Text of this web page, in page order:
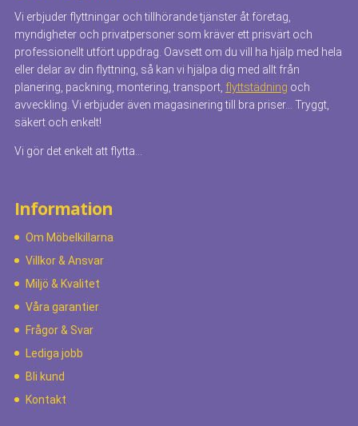
Vi erbjuder flyttningar och tillhörande tjänster åt företag,
myndigheter och privatpersoner som kräver ett prisvärt och
professionellt utfört uppdrag. Oavsett om du vill ha hjälp med hela
eller delar av din flyttning, så kan vi hjälpa dig med allt från
planering, packning, montering, transport, flyttstädning och
avveckling. Vi erbjuder även magasinering till bra priser… Tryggt,
säkert och enkelt!
Vi gör det enkelt att flytta…
Information
Om Möbelkillarna
Villkor & Ansvar
Miljö & Kvalitet
Våra garantier
Frågor & Svar
Lediga jobb
Bli kund
Kontakt